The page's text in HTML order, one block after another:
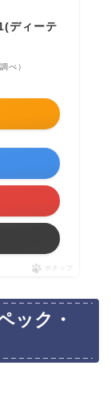
ディーテ
べ）
ポチップ
ック・